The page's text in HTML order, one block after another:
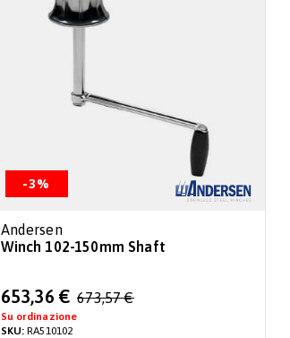
-3%
Andersen
Winch 102-150mm Shaft
Special
Price
653,36 € 673,57 €
Su ordinazione
SKU:RA510102